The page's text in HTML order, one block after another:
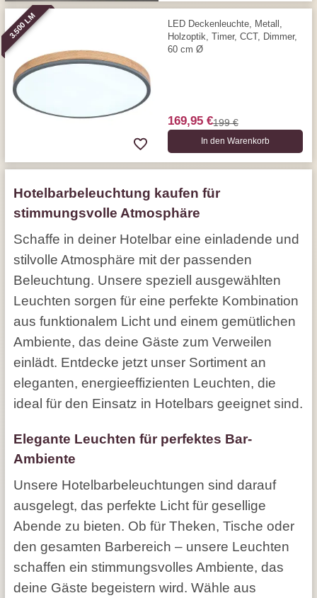
3.500 LM
LED Deckenleuchte, Metall,
Holzoptik, Timer, CCT, Dimmer,
60 cm Ø
169,95 €199 €
In den Warenkorb
Hotelbarbeleuchtung kaufen für
stimmungsvolle Atmosphäre
Schaffe in deiner Hotelbar eine einladende und
stilvolle Atmosphäre mit der passenden
Beleuchtung. Unsere speziell ausgewählten
Leuchten sorgen für eine perfekte Kombination
aus funktionalem Licht und einem gemütlichen
Ambiente, das deine Gäste zum Verweilen
einlädt. Entdecke jetzt unser Sortiment an
eleganten, energieeffizienten Leuchten, die
ideal für den Einsatz in Hotelbars geeignet sind.
Elegante Leuchten für perfektes Bar-
Ambiente
Unsere Hotelbarbeleuchtungen sind darauf
ausgelegt, das perfekte Licht für gesellige
Abende zu bieten. Ob für Theken, Tische oder
den gesamten Barbereich – unsere Leuchten
schaffen ein stimmungsvolles Ambiente, das
deine Gäste begeistern wird. Wähle aus